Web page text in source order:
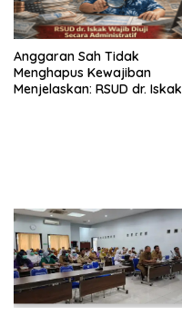
Anggaran Sah Tidak
Menghapus Kewajiban
Menjelaskan: RSUD dr. Iskak